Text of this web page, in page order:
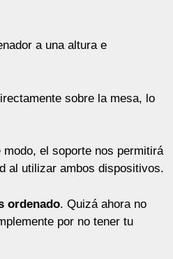
a una altura e
sobre la mesa, lo
modo, el soporte nos permitirá
al utilizar ambos dispositivos.
ordenado. Quizá ahora no
por no tener tu